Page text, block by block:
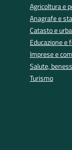
Agricoltura e
Anagrafe e
Catasto e
Educazione e
Imprese e
Salute,
Turismo